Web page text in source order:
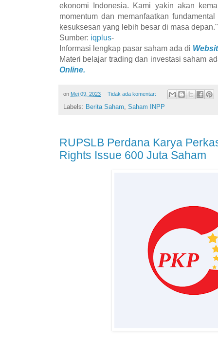
ekonomi Indonesia. Kami yakin akan
momentum dan memanfaatkan
kesuksesan yang lebih besar di masa
Sumber: iqplus-
Informasi lengkap pasar saham ada di
Materi belajar trading dan investasi saham
Online.
on Mei 09, 2023 Tidak ada komentar:
Labels: Berita Saham, Saham INPP
RUPSLB Perdana Karya
Rights Issue 600 Juta Saham